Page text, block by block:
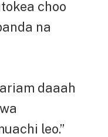
choo
na
daaah
leo.”